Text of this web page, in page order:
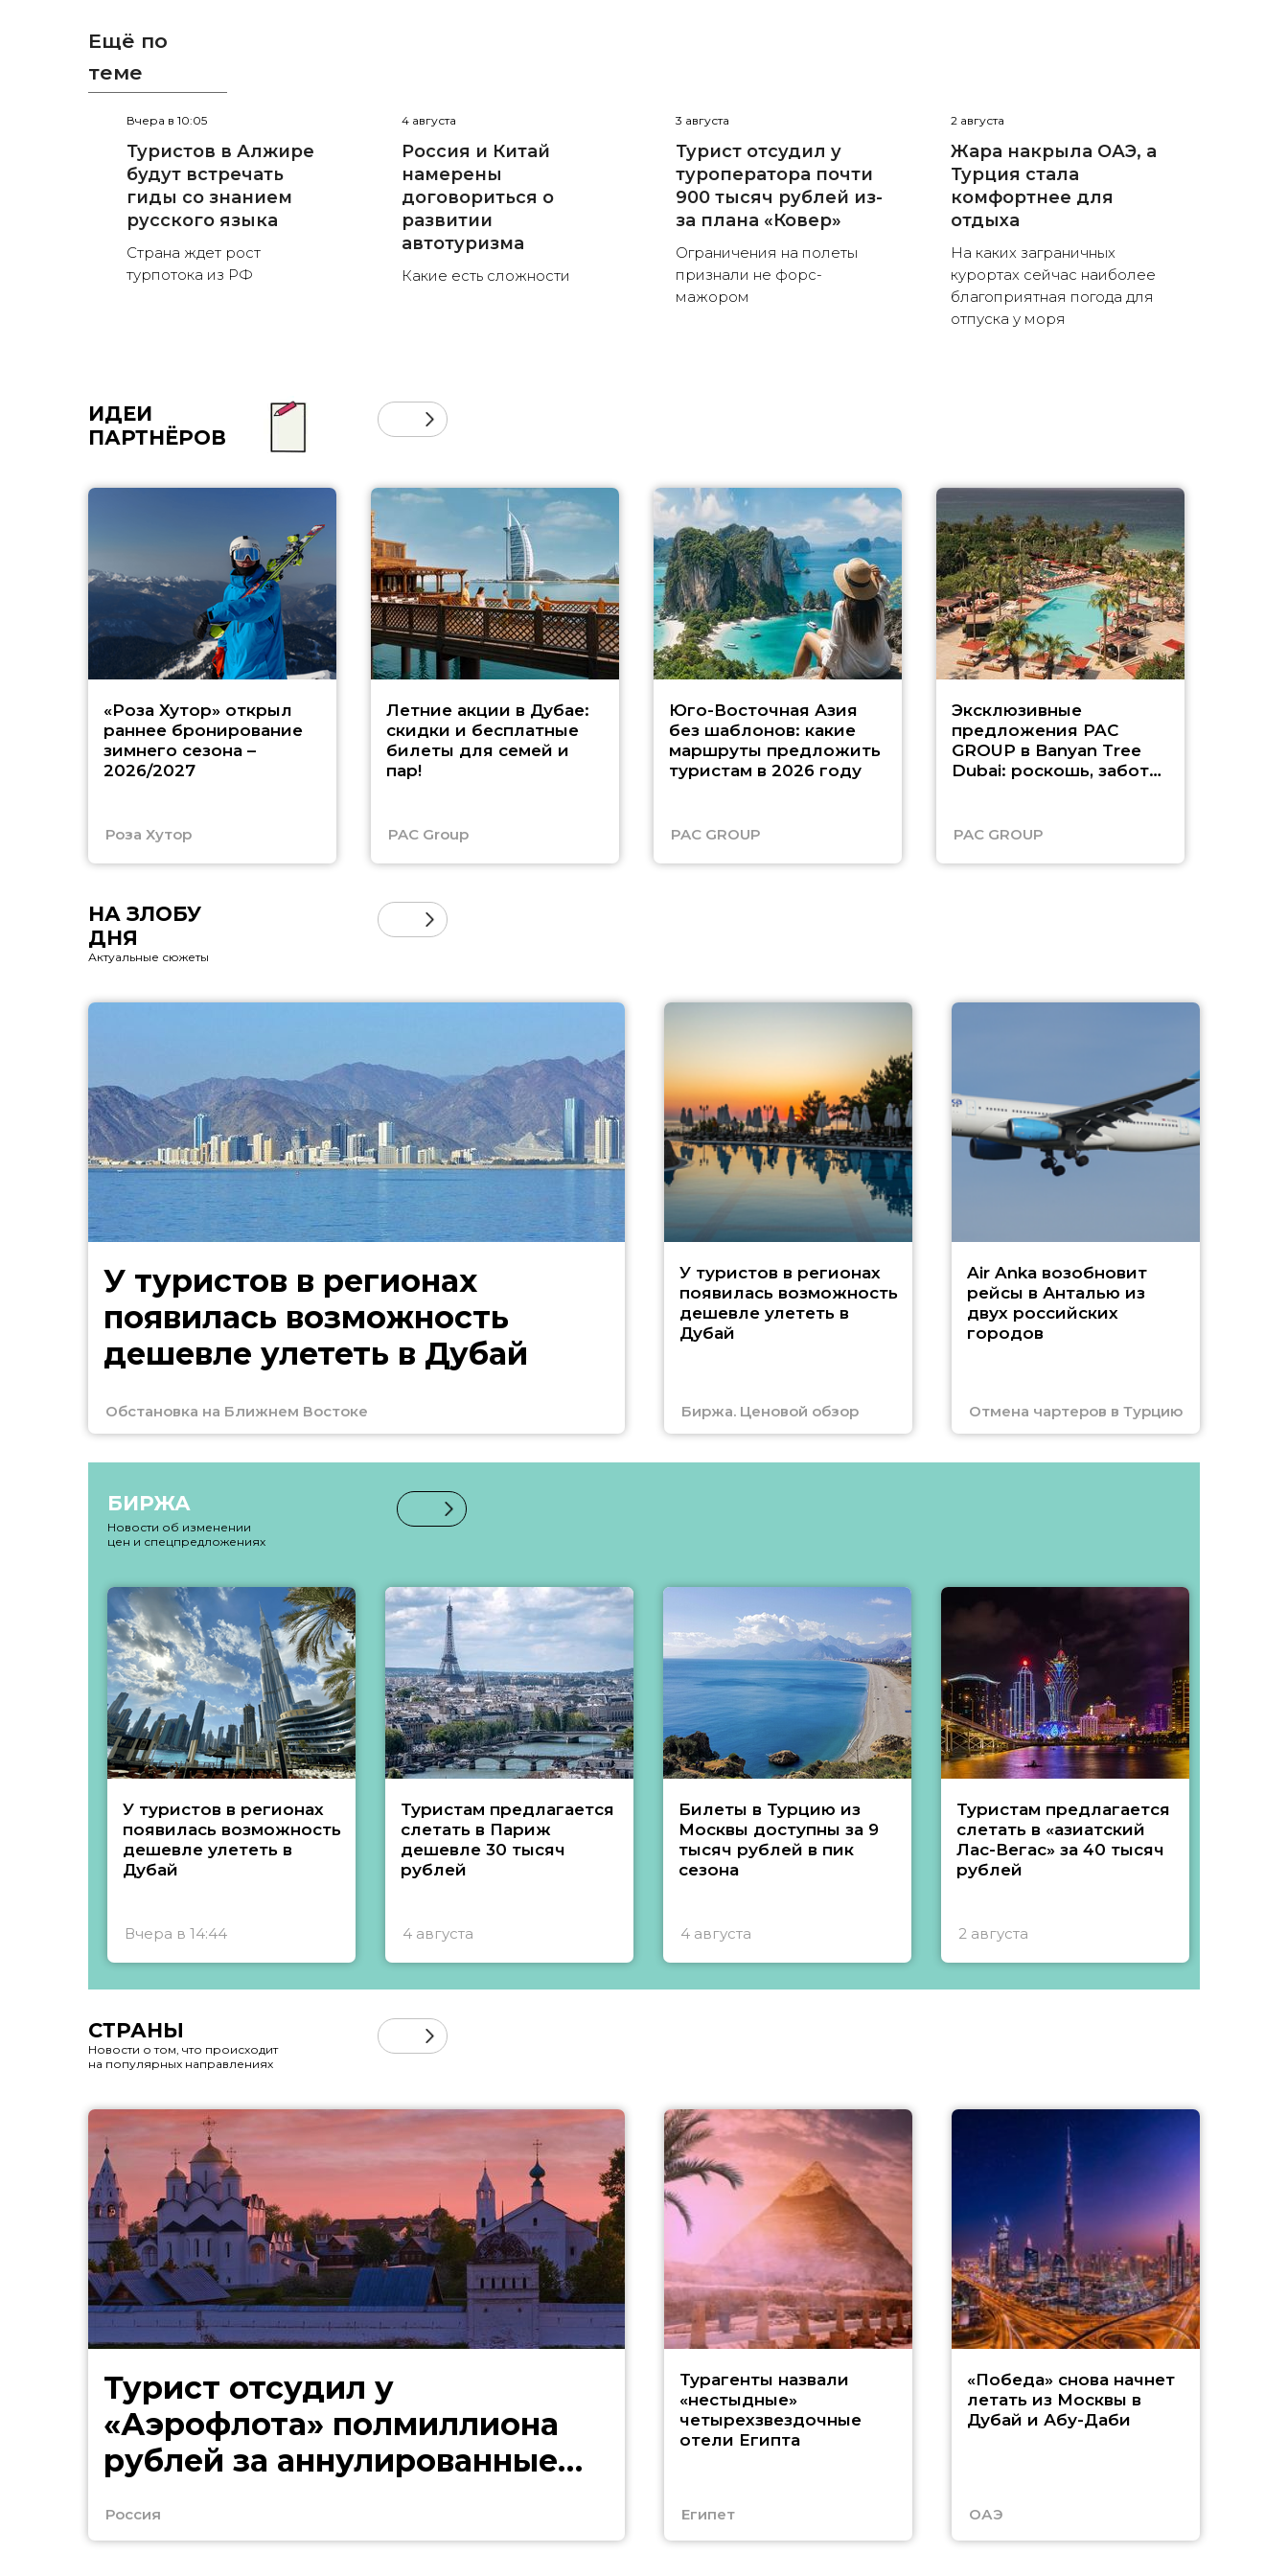
Ещё по
теме
Вчера в 10:05
Туристов в Алжире
будут встречать
гиды со знанием
русского языка
Страна ждет рост
турпотока из РФ
4 августа
Россия и Китай
намерены
договориться о
развитии
автотуризма
Какие есть сложности
3 августа
Турист отсудил у
туроператора почти
900 тысяч рублей из-
за плана «Ковер»
Ограничения на полеты
признали не форс-
мажором
2 августа
Жара накрыла ОАЭ, а
Турция стала
комфортнее для
отдыха
На каких заграничных
курортах сейчас наиболее
благоприятная погода для
отпуска у моря
ИДЕИ
ПАРТНЁРОВ
«Роза Хутор» открыл
раннее бронирование
зимнего сезона –
2026/2027
Роза Хутор
Летние акции в Дубае:
скидки и бесплатные
билеты для семей и
пар!
PAC Group
Юго-Восточная Азия
без шаблонов: какие
маршруты предложить
туристам в 2026 году
PAC GROUP
Эксклюзивные
предложения PAC
GROUP в Banyan Tree
Dubai: роскошь, забота
PAC GROUP
НА ЗЛОБУ
ДНЯ
Актуальные сюжеты
У туристов в регионах
появилась возможность
дешевле улететь в Дубай
Обстановка на Ближнем Востоке
У туристов в регионах
появилась возможность
дешевле улететь в
Дубай
Биржа. Ценовой обзор
Air Anka возобновит
рейсы в Анталью из
двух российских
городов
Отмена чартеров в Турцию
БИРЖА
Новости об изменении
цен и спецпредложениях
У туристов в регионах
появилась возможность
дешевле улететь в
Дубай
Вчера в 14:44
Туристам предлагается
слетать в Париж
дешевле 30 тысяч
рублей
4 августа
Билеты в Турцию из
Москвы доступны за 9
тысяч рублей в пик
сезона
4 августа
Туристам предлагается
слетать в «азиатский
Лас-Вегас» за 40 тысяч
рублей
2 августа
СТРАНЫ
Новости о том, что происходит
на популярных направлениях
Турист отсудил у
«Аэрофлота» полмиллиона
рублей за аннулированные
Россия
Турагенты назвали
«нестыдные»
четырехзвездочные
отели Египта
Египет
«Победа» снова начнет
летать из Москвы в
Дубай и Абу-Даби
ОАЭ